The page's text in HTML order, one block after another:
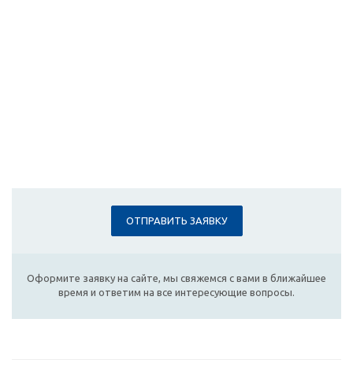
ОТПРАВИТЬ ЗАЯВКУ
Оформите заявку на сайте, мы свяжемся с вами в ближайшее
время и ответим на все интересующие вопросы.